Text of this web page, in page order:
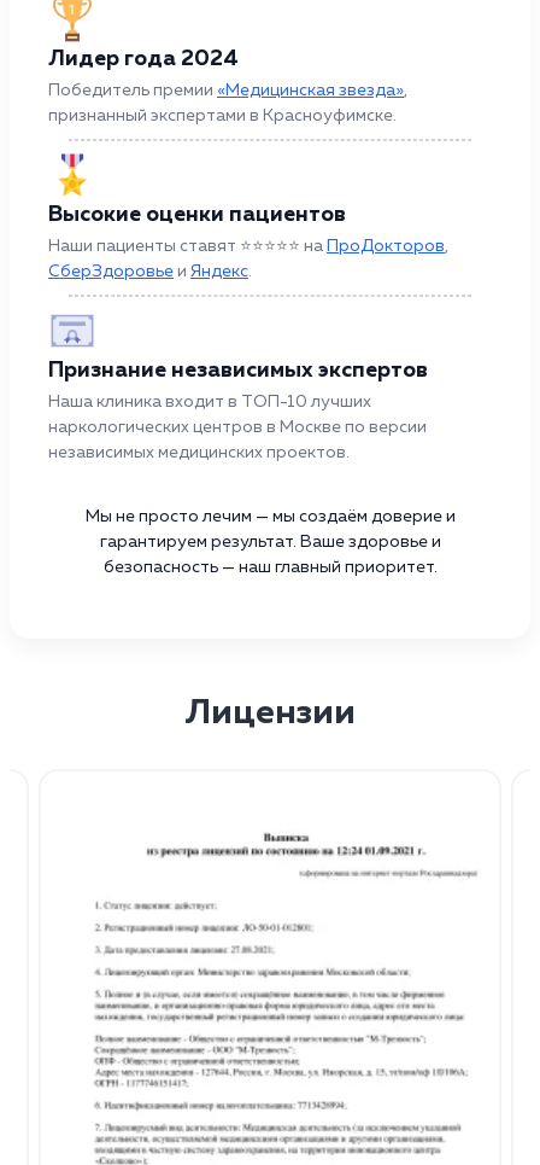
Лидер года 2024
Победитель премии «Медицинская звезда»,
признанный экспертами в Красноуфимске.
Высокие оценки пациентов
Наши пациенты ставят ⭐⭐⭐⭐⭐ на ПроДокторов,
СберЗдоровье и Яндекс.
Признание независимых экспертов
Наша клиника входит в ТОП-10 лучших
наркологических центров в Москве по версии
независимых медицинских проектов.
Мы не просто лечим — мы создаём доверие и
гарантируем результат. Ваше здоровье и
безопасность — наш главный приоритет.
Лицензии